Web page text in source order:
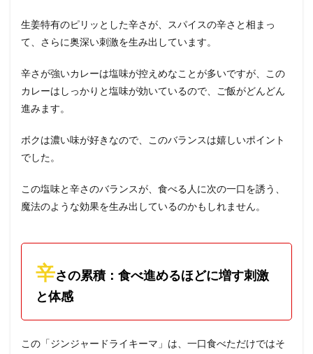
生姜特有のピリッとした辛さが、スパイスの辛さと相まっ
て、さらに奥深い刺激を生み出しています。
辛さが強いカレーは塩味が控えめなことが多いですが、この
カレーはしっかりと塩味が効いているので、ご飯がどんどん
進みます。
ボクは濃い味が好きなので、このバランスは嬉しいポイント
でした。
この塩味と辛さのバランスが、食べる人に次の一口を誘う、
魔法のような効果を生み出しているのかもしれません。
辛さの累積：食べ進めるほどに増す刺激
と体感
この「ジンジャードライキーマ」は、一口食べただけではそ